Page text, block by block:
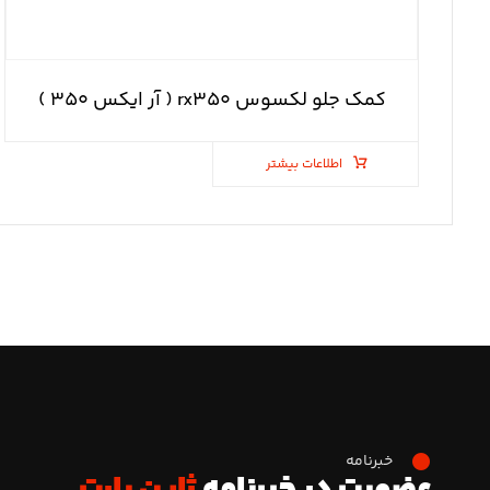
کمک جلو لکسوس rx۳۵۰ ( آر ایکس ۳۵۰ )
اطلاعات بیشتر
خبرنامه